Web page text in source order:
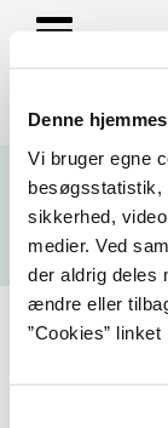
Denne
Vi bruger egne
besøgsstatistik,
sikkerhed,
medier. Ved
der aldrig deles
ændre eller
”Cookies” linket
Se resultater fra
fire
Søg på adresse,